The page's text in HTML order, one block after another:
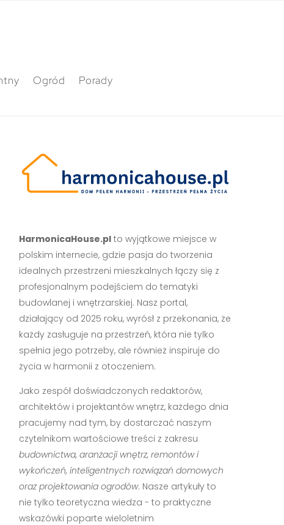
Ogród Porady
HarmonicaHouse.plto wyjątkowe miejsce w
polskim internecie, gdzie pasja do tworzenia
idealnych przestrzeni mieszkalnych łączy się z
profesjonalnym podejściem do tematyki
budowlanej i wnętrzarskiej. Nasz portal,
działający od 2025 roku, wyrósł z przekonania, że
każdy zasługuje na przestrzeń, która nie tylko
spełnia jego potrzeby, ale również inspiruje do
życia w harmonii z otoczeniem.
Jako zespół doświadczonych redaktorów,
architektów i projektantów wnętrz, każdego dnia
pracujemy nad tym, by dostarczać naszym
czytelnikom wartościowe treści z zakresu
budownictwa, aranżacji wnętrz, remontów i
wykończeń, inteligentnych rozwiązań domowych
oraz projektowania ogrodów. Nasze artykuły to
nie tylko teoretyczna wiedza - to praktyczne
wskazówki poparte wieloletnim